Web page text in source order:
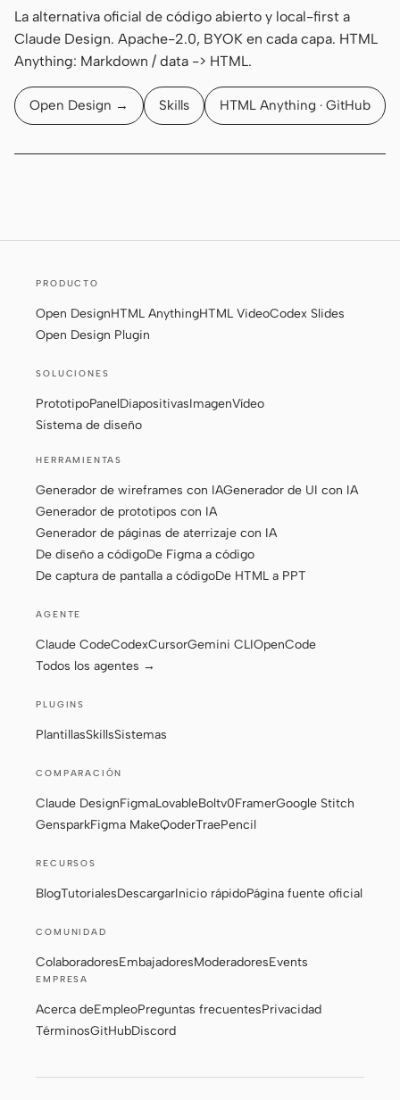
La alternativa oficial de código abierto y local-first a
Claude Design. Apache-2.0, BYOK en cada capa. HTML
Anything: Markdown / data -> HTML.
Open Design → Skills HTML Anything · GitHub
PRODUCTO
Open DesignHTML AnythingHTML VideoCodex Slides
Open Design Plugin
SOLUCIONES
PrototipoPanelDiapositivasImagenVídeo
Sistema de diseño
HERRAMIENTAS
Generador de wireframes con IAGenerador de UI con IA
Generador de prototipos con IA
Generador de páginas de aterrizaje con IA
De diseño a códigoDe Figma a código
De captura de pantalla a códigoDe HTML a PPT
AGENTE
Claude CodeCodexCursorGemini CLIOpenCode
Todos los agentes →
PLUGINS
PlantillasSkillsSistemas
COMPARACIÓN
Claude DesignFigmaLovableBoltv0FramerGoogle Stitch
GensparkFigma MakeQoderTraePencil
RECURSOS
BlogTutorialesDescargarInicio rápidoPágina fuente oficial
COMUNIDAD
ColaboradoresEmbajadoresModeradoresEvents
EMPRESA
Acerca deEmpleoPreguntas frecuentesPrivacidad
TérminosGitHubDiscord